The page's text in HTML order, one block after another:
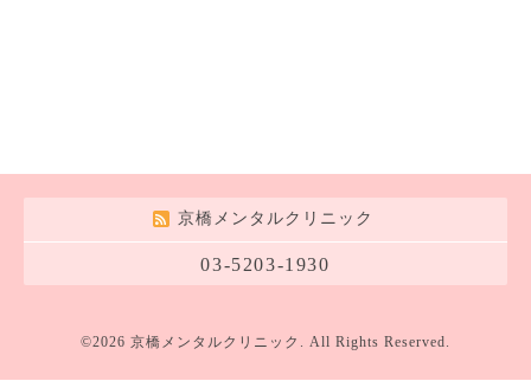
京橋メンタルクリニック
03-5203-1930
©2026 京橋メンタルクリニック . All Rights Reserved.